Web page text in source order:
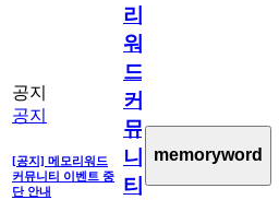
공지
공지
[공지] 메모리워드
커뮤니티 이벤트 중
단 안내
리
워
드
커
뮤
니
티
memoryword